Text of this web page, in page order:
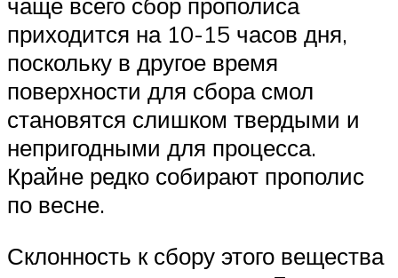
приходится на 10-15 часов дня,
поскольку в другое время
поверхности для сбора смол
становятся слишком твердыми и
непригодными для процесса.
Крайне редко собирают прополис
по весне.
Склонность к сбору этого вещества